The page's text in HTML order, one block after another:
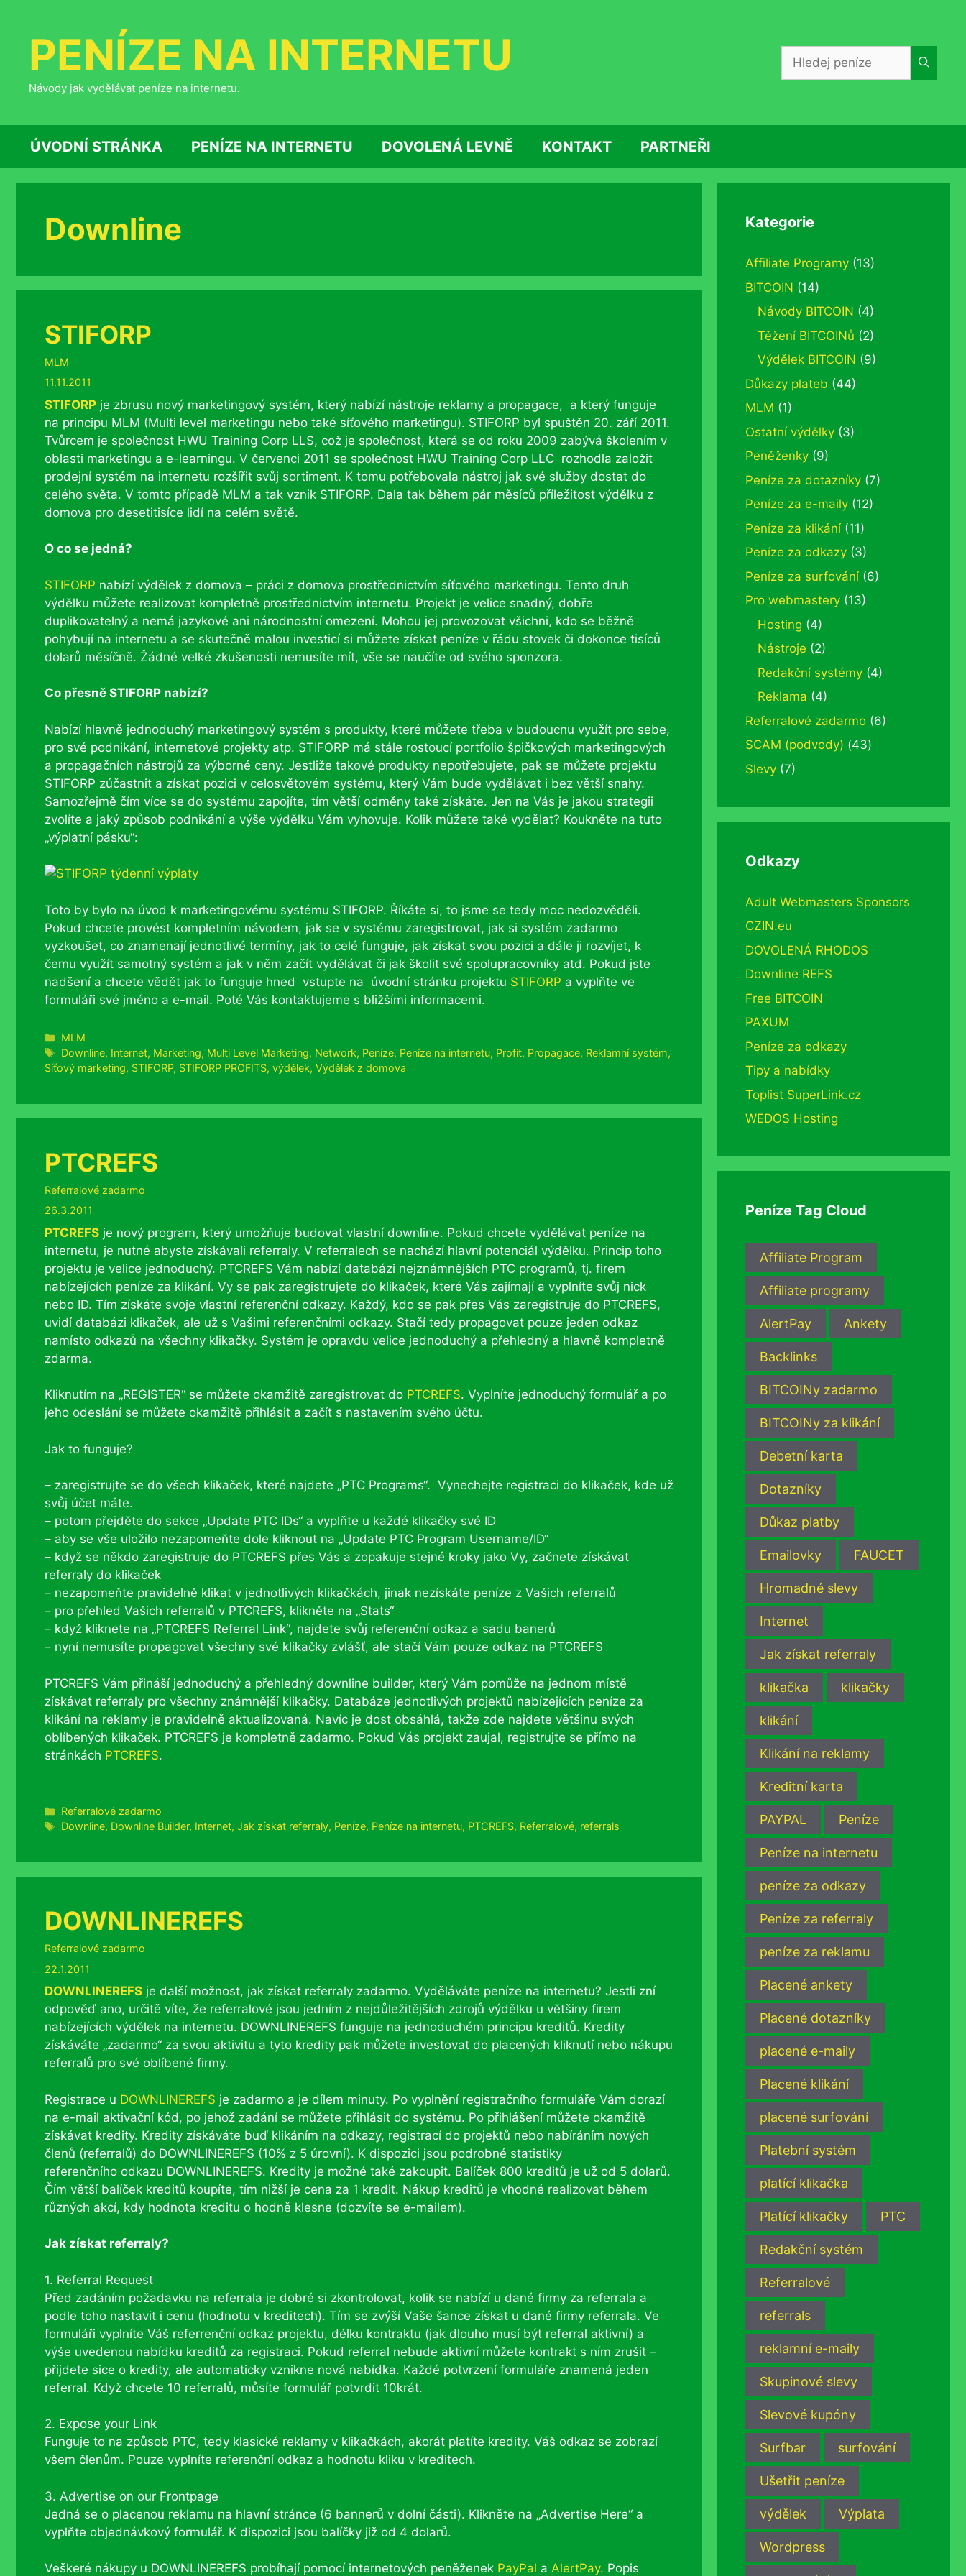
obsahPENÍZE NA INTERNETU
Návody jak vydělávat peníze na internetu.
ÚVODNÍ STRÁNKA PENÍZE NA INTERNETU DOVOLENÁ LEVNĚ KONTAKT PARTNEŘI
Downline
STIFORP
Rubriky
MLM
11.11.2011
STIFORP je zbrusu nový marketingový systém, který nabízí nástroje reklamy a propagace, a který funguje
na principu MLM (Multi level marketingu nebo také síťového marketingu). STIFORP byl spuštěn 20. září 2011.
Tvůrcem je společnost HWU Training Corp LLS, což je společnost, která se od roku 2009 zabývá školením v
oblasti marketingu a e-learningu. V červenci 2011 se společnost HWU Training Corp LLC rozhodla založit
prodejní systém na internetu rozšířit svůj sortiment. K tomu potřebovala nástroj jak své služby dostat do
celého světa. V tomto případě MLM a tak vznik STIFORP. Dala tak během pár měsíců příležitost výdělku z
domova pro desetitisíce lidí na celém světě.
O co se jedná?
STIFORP nabízí výdělek z domova – práci z domova prostřednictvím síťového marketingu. Tento druh
výdělku můžete realizovat kompletně prostřednictvím internetu. Projekt je velice snadný, dobře
duplikovatelný a nemá jazykové ani národnostní omezení. Mohou jej provozovat všichni, kdo se běžně
pohybují na internetu a se skutečně malou investicí si můžete získat peníze v řádu stovek či dokonce tisíců
dolarů měsíčně. Žádné velké zkušenosti nemusíte mít, vše se naučíte od svého sponzora.
Co přesně STIFORP nabízí?
Nabízí hlavně jednoduchý marketingový systém s produkty, které můžete třeba v budoucnu využít pro sebe,
pro své podnikání, internetové projekty atp. STIFORP má stále rostoucí portfolio špičkových marketingových
a propagačních nástrojů za výborné ceny. Jestliže takové produkty nepotřebujete, pak se můžete projektu
STIFORP zúčastnit a získat pozici v celosvětovém systému, který Vám bude vydělávat i bez větší snahy.
Samozřejmě čím více se do systému zapojíte, tím větší odměny také získáte. Jen na Vás je jakou strategii
zvolíte a jaký způsob podnikání a výše výdělku Vám vyhovuje. Kolik můžete také vydělat? Koukněte na tuto
„výplatní pásku“:
Toto by bylo na úvod k marketingovému systému STIFORP. Říkáte si, to jsme se tedy moc nedozvěděli.
Pokud chcete provést kompletním návodem, jak se v systému zaregistrovat, jak si systém zadarmo
vyzkoušet, co znamenají jednotlivé termíny, jak to celé funguje, jak získat svou pozici a dále ji rozvíjet, k
čemu využít samotný systém a jak v něm začít vydělávat či jak školit své spolupracovníky atd. Pokud jste
nadšení a chcete vědět jak to funguje hned vstupte na úvodní stránku projektu STIFORP a vyplňte ve
formuláři své jméno a e-mail. Poté Vás kontaktujeme s bližšími informacemi.
Rubriky
MLM
Štítky
Downline, Internet, Marketing, Multi Level Marketing, Network, Peníze, Peníze na internetu, Profit, Propagace, Reklamní systém,
Síťový marketing, STIFORP, STIFORP PROFITS, výdělek, Výdělek z domova
PTCREFS
Rubriky
Referralové zadarmo
26.3.2011
PTCREFS je nový program, který umožňuje budovat vlastní downline. Pokud chcete vydělávat peníze na
internetu, je nutné abyste získávali referraly. V referralech se nachází hlavní potenciál výdělku. Princip toho
projektu je velice jednoduchý. PTCREFS Vám nabízí databázi nejznámnějších PTC programů, tj. firem
nabízejících peníze za klikání. Vy se pak zaregistrujete do klikaček, které Vás zajímají a vyplníte svůj nick
nebo ID. Tím získáte svoje vlastní referenční odkazy. Každý, kdo se pak přes Vás zaregistruje do PTCREFS,
uvidí databázi klikaček, ale už s Vašimi referenčními odkazy. Stačí tedy propagovat pouze jeden odkaz
namísto odkazů na všechny klikačky. Systém je opravdu velice jednoduchý a přehledný a hlavně kompletně
zdarma.
Kliknutím na „REGISTER“ se můžete okamžitě zaregistrovat do PTCREFS. Vyplníte jednoduchý formulář a po
jeho odeslání se můžete okamžitě přihlásit a začít s nastavením svého účtu.
Jak to funguje?
– zaregistrujte se do všech klikaček, které najdete „PTC Programs“. Vynechejte registraci do klikaček, kde už
svůj účet máte.
– potom přejděte do sekce „Update PTC IDs“ a vyplňte u každé klikačky své ID
– aby se vše uložilo nezapomeňte dole kliknout na „Update PTC Program Username/ID“
– když se někdo zaregistruje do PTCREFS přes Vás a zopakuje stejné kroky jako Vy, začnete získávat
referraly do klikaček
– nezapomeňte pravidelně klikat v jednotlivých klikačkách, jinak nezískáte peníze z Vašich referralů
– pro přehled Vašich referralů v PTCREFS, klikněte na „Stats“
– když kliknete na „PTCREFS Referral Link“, najdete svůj referenční odkaz a sadu banerů
– nyní nemusíte propagovat všechny své klikačky zvlášť, ale stačí Vám pouze odkaz na PTCREFS
PTCREFS Vám přináší jednoduchý a přehledný downline builder, který Vám pomůže na jednom místě
získávat referraly pro všechny známnější klikačky. Databáze jednotlivých projektů nabízejících peníze za
klikání na reklamy je pravidelně aktualizovaná. Navíc je dost obsáhlá, takže zde najdete většinu svých
oblíbených klikaček. PTCREFS je kompletně zadarmo. Pokud Vás projekt zaujal, registrujte se přímo na
stránkách PTCREFS.
Rubriky
Referralové zadarmo
Štítky
Downline, Downline Builder, Internet,Jak získat referraly, Peníze, Peníze na internetu, PTCREFS, Referralové, referrals
DOWNLINEREFS
Rubriky
Referralové zadarmo
22.1.2011
DOWNLINEREFS je další možnost, jak získat referraly zadarmo. Vyděláváte peníze na internetu? Jestli zní
odpověď ano, určitě víte, že referralové jsou jedním z nejdůležitějších zdrojů výdělku u většiny firem
nabízejících výdělek na internetu. DOWNLINEREFS funguje na jednoduchém principu kreditů. Kredity
získáváte „zadarmo“ za svou aktivitu a tyto kredity pak můžete investovat do placených kliknutí nebo nákupu
referralů pro své oblíbené firmy.
Registrace u DOWNLINEREFS je zadarmo a je dílem minuty. Po vyplnění registračního formuláře Vám dorazí
na e-mail aktivační kód, po jehož zadání se můžete přihlásit do systému. Po přihlášení můžete okamžitě
získávat kredity. Kredity získáváte buď klikáním na odkazy, registrací do projektů nebo nabíráním nových
členů (referralů) do DOWNLINEREFS (10% z 5 úrovní). K dispozici jsou podrobné statistiky
referenčního odkazu DOWNLINEREFS. Kredity je možné také zakoupit. Balíček 800 kreditů je už od 5 dolarů.
Čím větší balíček kreditů koupíte, tím nižší je cena za 1 kredit. Nákup kreditů je vhodné realizovat během
různých akcí, kdy hodnota kreditu o hodně klesne (dozvíte se e-mailem).
Jak získat referraly?
1. Referral Request
Před zadáním požadavku na referrala je dobré si zkontrolovat, kolik se nabízí u dané firmy za referrala a
podle toho nastavit i cenu (hodnotu v kreditech). Tím se zvýší Vaše šance získat u dané firmy referrala. Ve
formuláři vyplníte Váš referrenční odkaz projektu, délku kontraktu (jak dlouho musí být referral aktivní) a
výše uvedenou nabídku kreditů za registraci. Pokud referral nebude aktivní můžete kontrakt s ním zrušit –
přijdete sice o kredity, ale automaticky vznikne nová nabídka. Každé potvrzení formuláře znamená jeden
referral. Když chcete 10 referralů, můsíte formulář potvrdit 10krát.
2. Expose your Link
Funguje to na způsob PTC, tedy klasické reklamy v klikačkách, akorát platíte kredity. Váš odkaz se zobrazí
všem členům. Pouze vyplníte referenční odkaz a hodnotu kliku v kreditech.
3. Advertise on our Frontpage
Jedná se o placenou reklamu na hlavní stránce (6 bannerů v dolní části). Klikněte na „Advertise Here“ a
vyplňte objednávkový formulář. K dispozici jsou balíčky již od 4 dolarů.
Veškeré nákupy u DOWNLINEREFS probíhají pomocí internetových peněženek PayPal a AlertPay. Popis
Kategorie
Affiliate Programy (13)
BITCOIN (14)
Návody BITCOIN (4)
Těžení BITCOINů (2)
Výdělek BITCOIN (9)
Důkazy plateb (44)
MLM (1)
Ostatní výdělky (3)
Peněženky (9)
Peníze za dotazníky (7)
Peníze za e-maily (12)
Peníze za klikání(11)
Peníze za odkazy (3)
Peníze za surfování(6)
Pro webmastery (13)
Hosting (4)
Nástroje (2)
Redakční systémy (4)
Reklama (4)
Referralové zadarmo (6)
SCAM (podvody) (43)
Slevy (7)
Odkazy
Adult Webmasters Sponsors
CZIN.eu
DOVOLENÁ RHODOS
Downline REFS
Free BITCOIN
PAXUM
Peníze za odkazy
Tipy a nabídky
Toplist SuperLink.cz
WEDOS Hosting
Peníze Tag Cloud
Affiliate Program
Affiliate programy
AlertPay Ankety
Backlinks
BITCOINy zadarmo
BITCOINy za klikání
Debetní karta
Dotazníky
Důkaz platby
Emailovky FAUCET
Hromadné slevy
Internet
Jak získat referraly
klikačka klikačky
klikání
Klikání na reklamy
Kreditní karta
PAYPAL Peníze
Peníze na internetu
peníze za odkazy
Peníze za referraly
peníze za reklamu
Placené ankety
Placené dotazníky
placené e-maily
Placené klikání
placené surfování
Platební systém
platící klikačka
Platící klikačky PTC
Redakční systém
Referralové
referrals
reklamní e-maily
Skupinové slevy
Slevové kupóny
Surfbar surfování
Ušetřit peníze
výdělek Výplata
Wordpress